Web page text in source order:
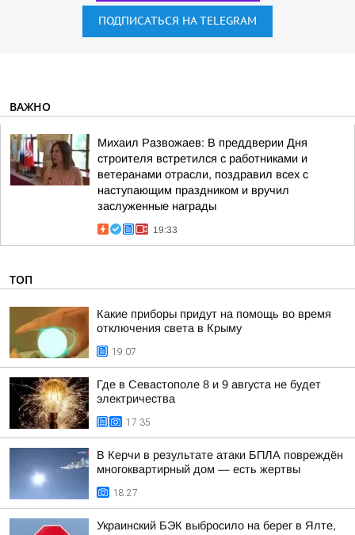
ПОДПИСАТЬСЯ НА TELEGRAM
ВАЖНО
Михаил Развожаев: В преддверии Дня
строителя встретился с работниками и
ветеранами отрасли, поздравил всех с
наступающим праздником и вручил
заслуженные награды
19:33
ТОП
Какие приборы придут на помощь во время
отключения света в Крыму
19:07
Где в Севастополе 8 и 9 августа не будет
электричества
17:35
В Керчи в результате атаки БПЛА повреждён
многоквартирный дом — есть жертвы
18:27
Украинский БЭК выбросило на берег в Ялте,